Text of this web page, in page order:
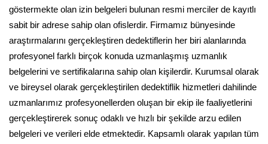
göstermekte olan izin belgeleri bulunan resmi merciler de kayıtlı
sabit bir adrese sahip olan ofislerdir. Firmamız bünyesinde
araştırmalarını gerçekleştiren dedektiflerin her biri alanlarında
profesyonel farklı birçok konuda uzmanlaşmış uzmanlık
belgelerini ve sertifikalarına sahip olan kişilerdir. Kurumsal olarak
ve bireysel olarak gerçekleştirilen dedektiflik hizmetleri dahilinde
uzmanlarımız profesyonellerden oluşan bir ekip ile faaliyetlerini
gerçekleştirerek sonuç odaklı ve hızlı bir şekilde arzu edilen
belgeleri ve verileri elde etmektedir. Kapsamlı olarak yapılan tüm